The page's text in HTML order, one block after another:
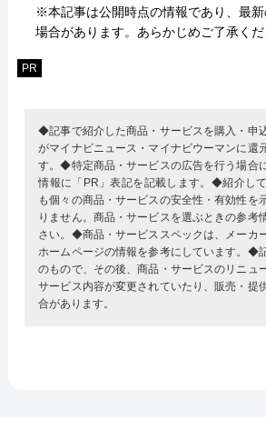
※本記事は公開時点の情報であり、最
場合があります。あらかじめご了承くだ
PR
◆記事で紹介した商品・サービスを購入・申
がマイナビニュース・マイナビウーマンに還
す。◆特定商品・サービスの広告を行う場合
情報に「PR」表記を記載します。◆紹介し
も個々の商品・サービスの安全性・有効性を
りません。商品・サービスを選ぶときの参考
さい。◆商品・サービススペックは、メーカ
ホームページの情報を参考にしています。◆
のもので、その後、商品・サービスのリニュ
サービス内容が変更されていたり、販売・提
合があります。